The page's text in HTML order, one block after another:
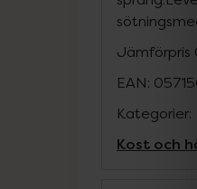
Jämförpris
EAN:
Kategorier:
Kost och